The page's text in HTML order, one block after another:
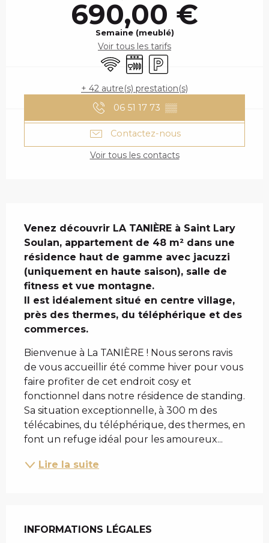
690,00 €
Semaine (meublé)
Voir tous les tarifs
WiFi Lave vaisselle
Parking
+ 42 autre(s) prestation(s)
06 51 17 73 ▒▒
Contactez-nous
Voir tous les contacts
Venez découvrir LA TANIÈRE à Saint Lary
Soulan, appartement de 48 m² dans une
résidence haut de gamme avec jacuzzi
(uniquement en haute saison), salle de
fitness et vue montagne.
Il est idéalement situé en centre village,
près des thermes, du téléphérique et des
commerces.
Bienvenue à La TANIÈRE ! Nous serons ravis
de vous accueillir été comme hiver pour vous
faire profiter de cet endroit cosy et
fonctionnel dans notre résidence de standing.
Sa situation exceptionnelle, à 300 m des
télécabines, du téléphérique, des thermes, en
font un refuge idéal pour les amoureux...
Lire la suite
INFORMATIONS LÉGALES
INFORMATIONS LÉGALES